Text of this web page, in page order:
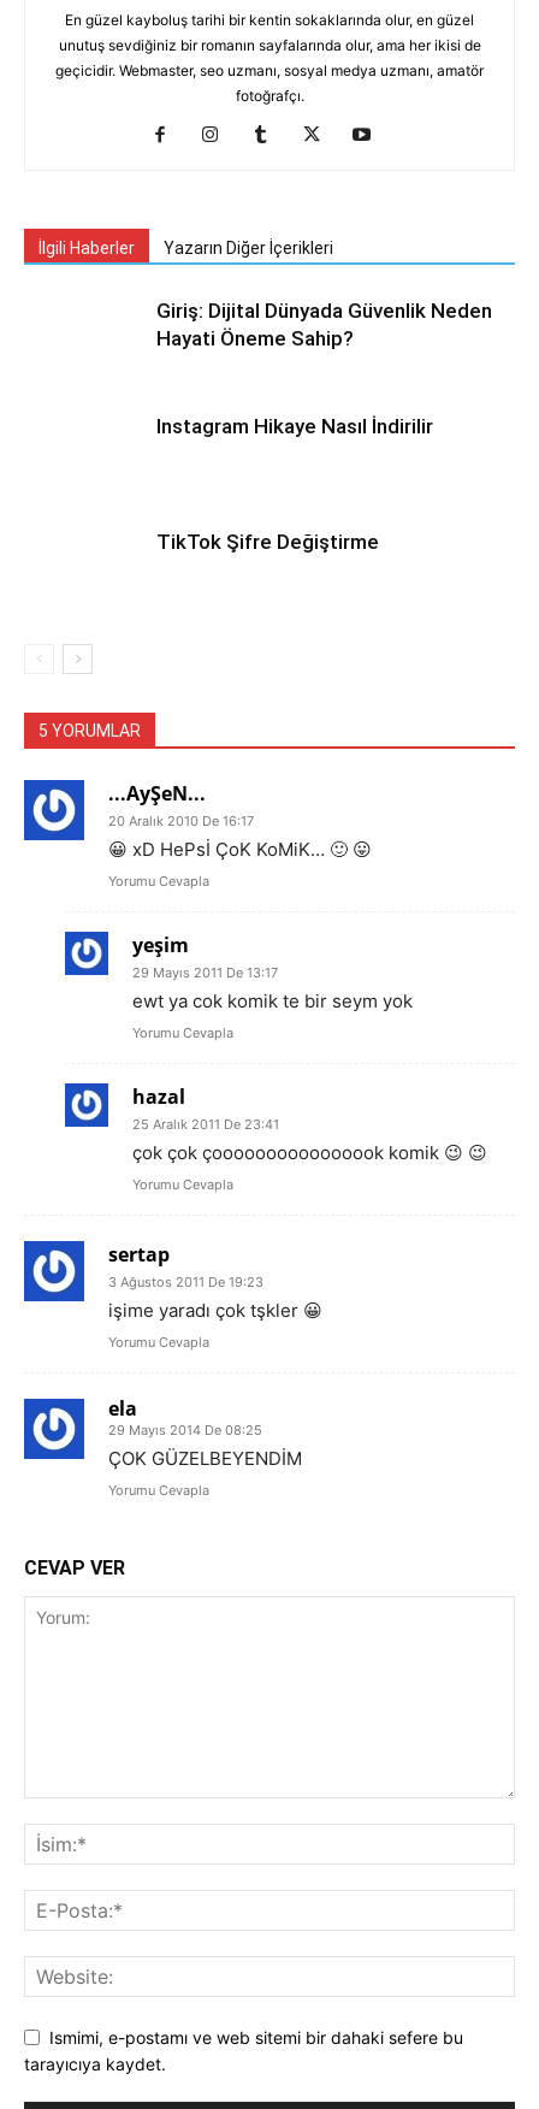
En güzel kayboluş tarihi bir kentin sokaklarında olur, en güzel
unutuş sevdiğiniz bir romanın sayfalarında olur, ama her ikisi de
geçicidir. Webmaster, seo uzmanı, sosyal medya uzmanı, amatör
fotoğrafçı.
İlgili Haberler Yazarın Diğer İçerikleri
Giriş: Dijital Dünyada Güvenlik Neden
Hayati Öneme Sahip?
Instagram Hikaye Nasıl İndirilir
TikTok Şifre Değiştirme
5 YORUMLAR
...AyŞeN...
20 Aralık 2010 De 16:17
😀 xD HePsİ ÇoK KoMiK… 🙂 😛
Yorumu Cevapla
yeşim
29 Mayıs 2011 De 13:17
ewt ya cok komik te bir seym yok
Yorumu Cevapla
hazal
25 Aralık 2011 De 23:41
çok çok çoooooooooooooook komik 😉 😉
Yorumu Cevapla
sertap
3 Ağustos 2011 De 19:23
işime yaradı çok tşkler 😀
Yorumu Cevapla
ela
29 Mayıs 2014 De 08:25
ÇOK GÜZELBEYENDİM
Yorumu Cevapla
CEVAP VER
Ismimi, e-postamı ve web sitemi bir dahaki sefere bu
tarayıcıya kaydet.